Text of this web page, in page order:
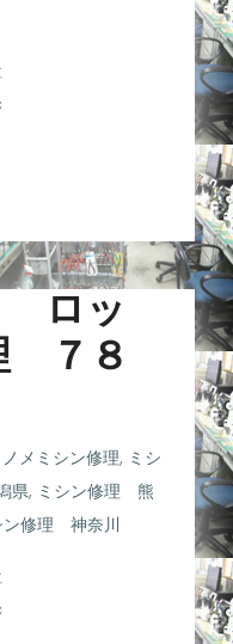
社
ロッ
７８
メミシン修理, ミシ
県, ミシン修理 熊
ン修理 神奈川
社